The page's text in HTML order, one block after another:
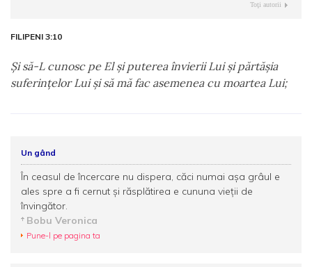
Toţi autorii
FILIPENI 3:10
Şi să-L cunosc pe El şi puterea învierii Lui şi părtăşia
suferinţelor Lui şi să mă fac asemenea cu moartea Lui;
Un gând
În ceasul de încercare nu dispera, căci numai aşa grâul e
ales spre a fi cernut şi răsplătirea e cununa vieții de
învingător.
Bobu Veronica
Pune-l pe pagina ta